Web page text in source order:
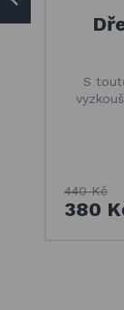
S
440 Kč
380